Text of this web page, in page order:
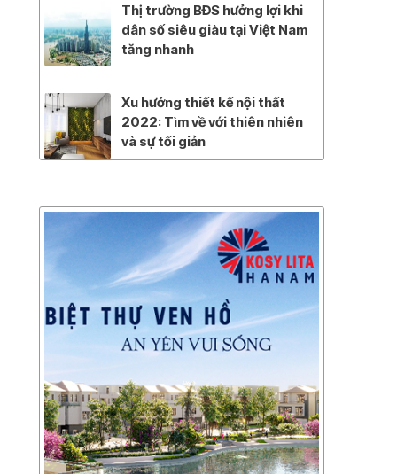
Thị trường BĐS hưởng lợi khi
dân số siêu giàu tại Việt Nam
tăng nhanh
Xu hướng thiết kế nội thất
2022: Tìm về với thiên nhiên
và sự tối giản